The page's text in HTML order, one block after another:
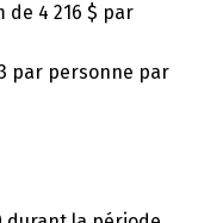
4 216 $ par
par personne par